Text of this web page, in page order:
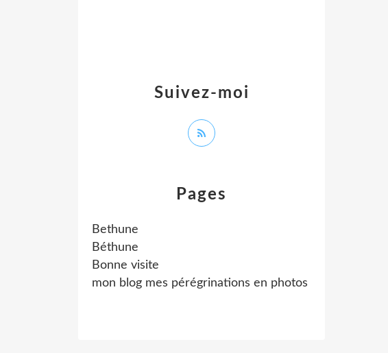
Pages
Bethune
Béthune
Bonne visite
mon blog mes pérégrinations en photos
Suivez-moi